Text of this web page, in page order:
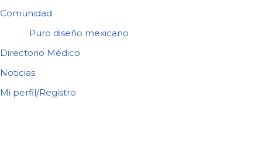
Comunidad
Puro diseño mexicano
Directorio Médico
Noticias
Mi perfil/Registro